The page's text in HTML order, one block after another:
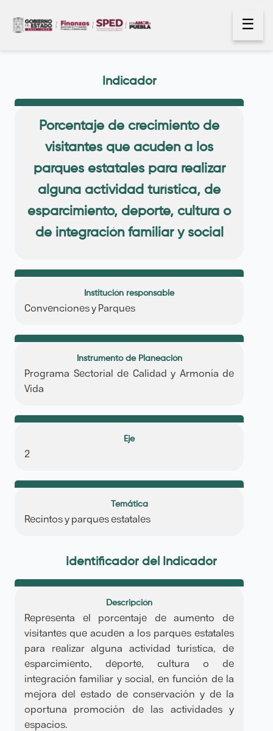
☰
Indicador
Porcentaje de crecimiento de
visitantes que acuden a los
parques estatales para realizar
alguna actividad turística, de
esparcimiento, deporte, cultura o
de integración familiar y social
Institución responsable
Convenciones y Parques
Instrumento de Planeación
Programa Sectorial de Calidad y Armonía de
Vida
Eje
2
Temática
Recintos y parques estatales
Identificador del Indicador
Descripción
Representa el porcentaje de aumento de
visitantes que acuden a los parques estatales
para realizar alguna actividad turística, de
esparcimiento, deporte, cultura o de
integración familiar y social, en función de la
mejora del estado de conservación y de la
oportuna promoción de las actividades y
espacios.